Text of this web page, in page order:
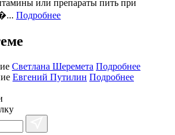
или препараты пить при
Подробнее
Светлана Шеремета Подробнее
Евгений Путилин Подробнее